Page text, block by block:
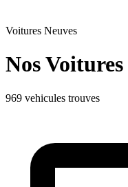
Voitures Neuves
Nos Voitures
969 vehicules trouves